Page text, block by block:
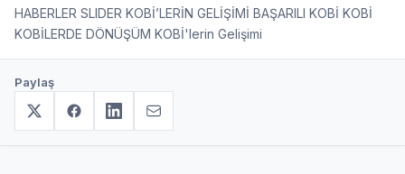
HABERLER SLIDER KOBİ’LERİN GELİŞİMİ BAŞARILI KOBİ KOBİ
KOBİLERDE DÖNÜŞÜM KOBİ'lerin Gelişimi
Paylaş